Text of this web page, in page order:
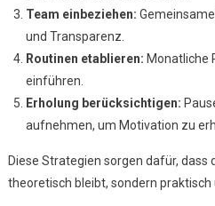
Team einbeziehen:
und Transparenz.
Routinen etablieren: Monatliche
einführen.
Erholung berücksichtigen:
aufnehmen, um Motivation zu
Diese Strategien sorgen dafür, dass
theoretisch bleibt, sondern praktisch